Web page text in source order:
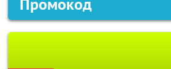
Промокод